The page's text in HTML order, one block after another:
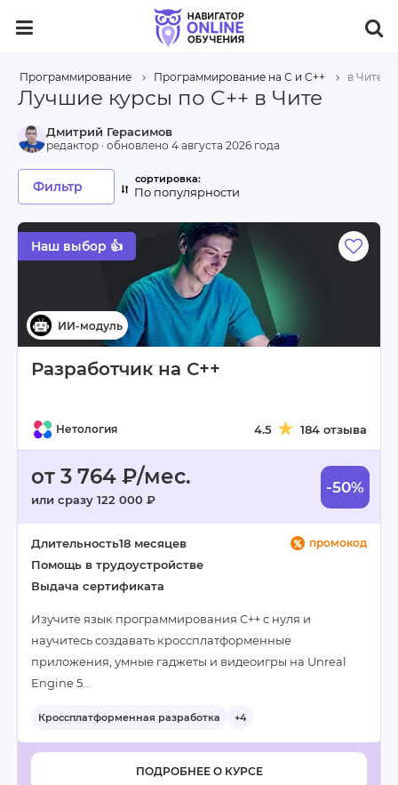
Программирование Программирование на С и C++ в Чите
Лучшие курсы по C++ в Чите
Разработчик на С++
Нетология 4.5 184 отзыва
от 3 764 ₽/мес.
или сразу 122 000 ₽
-50%
промокод
Длительность18 месяцев
Помощь в трудоустройстве
Выдача сертификата
Изучите язык программирования C++ с нуля и
научитесь создавать кроссплатформенные
приложения, умные гаджеты и видеоигры на Unreal
Engine 5…
Кроссплатформенная разработка +4
ПОДРОБНЕЕ О КУРСЕ
Наш выбор 👍
Дмитрий Герасимов
редактор · обновлено 4 августа 2026 года
Фильтр По популярности